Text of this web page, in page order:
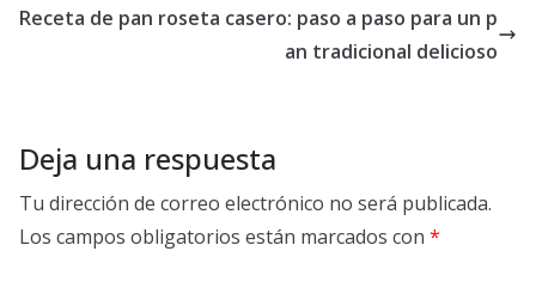
Receta de pan roseta casero: paso a paso para un p
an tradicional delicioso
Deja una respuesta
Tu dirección de correo electrónico no será publicada.
Los campos obligatorios están marcados con *